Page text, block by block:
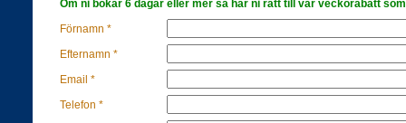
Om ni bokar 6 dagar eller mer så har ni rätt till vår veckorabatt
Förnamn *
Efternamn *
Email *
Telefon *